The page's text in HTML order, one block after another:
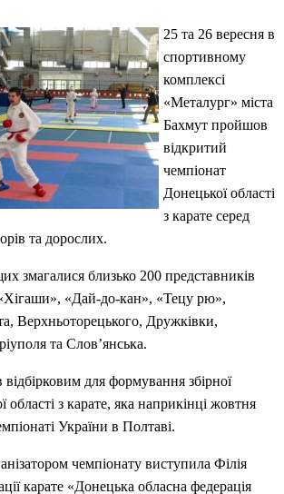
25 та 26 вересня в
спортивному
комплексі
«Металург» міста
Бахмут пройшов
відкритий
чемпіонат
Донецької області
з карате серед
та дорослих.
змагалися близько 200 представників
«Дай-до-кан», «Тецу рю»,
Верхньоторецького, Дружківки,
та Слов’янська.
для формування збірної
з карате, яка наприкінці жовтня
України в Полтаві.
чемпіонату виступила Філія
карате «Донецька обласна федерація